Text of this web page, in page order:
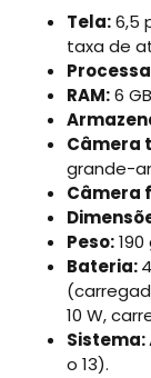
Tela:6,5
taxa de
RAM:6
Câmera
grande-
Câmera
Peso:
Bateria:
10 W,
Sistema:
o 13).